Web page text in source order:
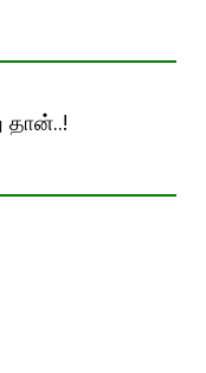
தான்..!